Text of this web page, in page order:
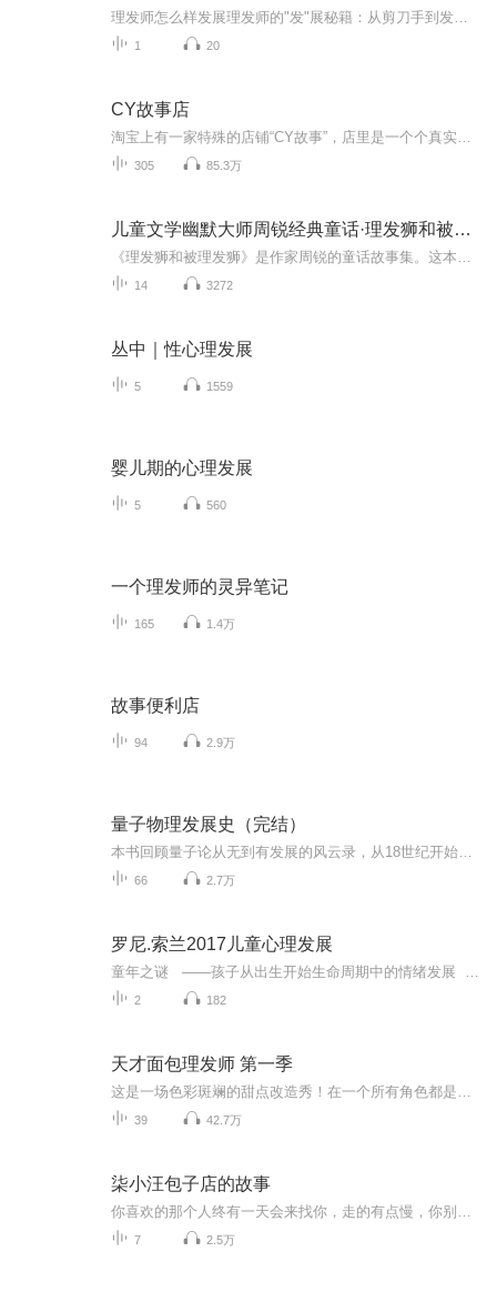
1 20
CY故事店
305 85.3万
儿童文学幽默大师周锐经典童话·理发狮和被理发狮
14 3272
丛中｜性心理发展
5 1559
婴儿期的心理发展
5 560
一个理发师的灵异笔记
165 1.4万
故事便利店
94 2.9万
量子物理发展史（完结）
66 2.7万
罗尼.索兰2017儿童心理发展
2 182
天才面包理发师 第一季
39 42.7万
柒小汪包子店的故事
7 2.5万